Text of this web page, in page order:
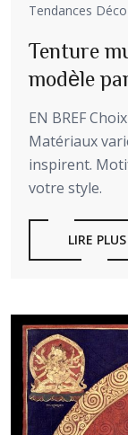
Tendances Déco
Tenture
modèle
EN BREF
Matériaux
inspirent.
votre style.
LIRE PLUS